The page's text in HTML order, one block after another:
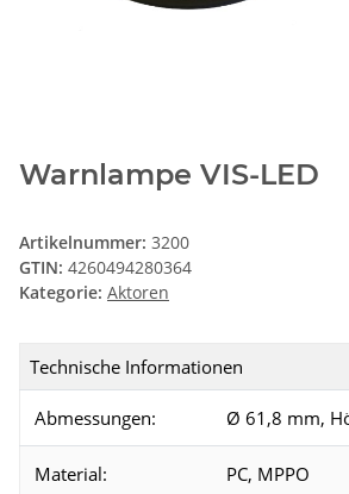
Warnlampe VIS-LED
Artikelnummer: 3200
GTIN: 4260494280364
Kategorie: Aktoren
Technische Informationen
Abmessungen: Ø 61,8 mm,
Material: PC, MPPO